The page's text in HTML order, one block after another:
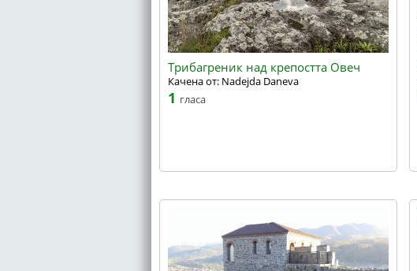
Трибагреник над крепостта Овеч
Качена от: Nadejda Daneva
1 гласа